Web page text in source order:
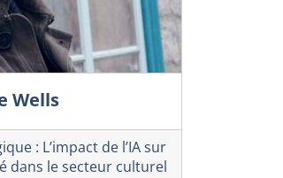
Wells
: L’impact de l’IA sur
dans le secteur culturel